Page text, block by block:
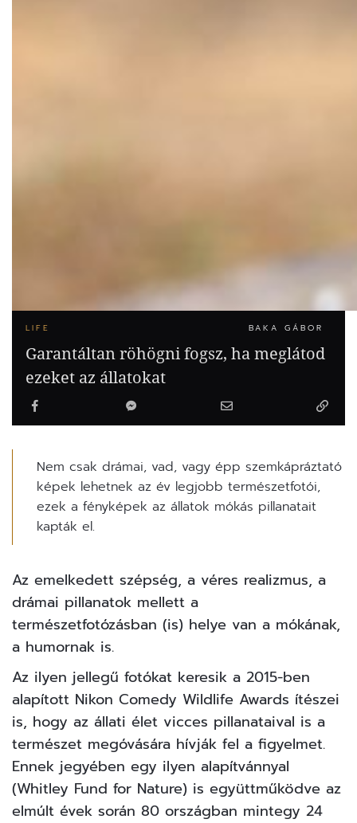
LIFE BAKA GÁBOR
Garantáltan röhögni fogsz, ha meglátod
ezeket az állatokat
Nem csak drámai, vad, vagy épp szemkápráztató
képek lehetnek az év legjobb természetfotói,
ezek a fényképek az állatok mókás pillanatait
kapták el.
Az emelkedett szépség, a véres realizmus, a
drámai pillanatok mellett a
természetfotózásban (is) helye van a mókának,
a humornak is.
Az ilyen jellegű fotókat keresik a 2015-ben
alapított Nikon Comedy Wildlife Awards ítészei
is, hogy az állati élet vicces pillanataival is a
természet megóvására hívják fel a figyelmet.
Ennek jegyében egy ilyen alapítvánnyal
(Whitley Fund for Nature) is együttműködve az
elmúlt évek során 80 országban mintegy 24